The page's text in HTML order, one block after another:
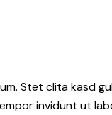
Stet clita kasd
invidunt ut